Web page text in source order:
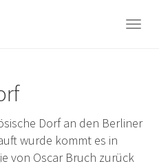
Dorf an den Berliner
wurde kommt es in
von Oscar Bruch zurück